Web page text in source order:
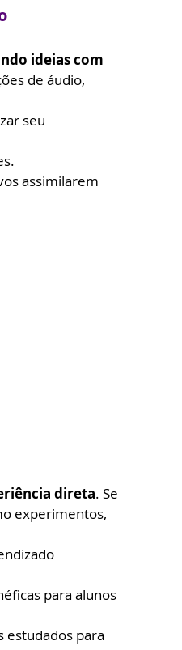
ideias com
de áudio,
seu
assimilarem
direta. Se
experimentos,
para alunos
estudados para